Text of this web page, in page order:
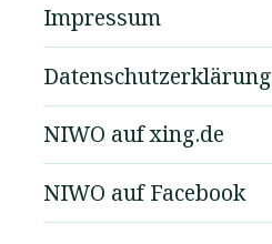
Impressum
Datenschutzerklärung
NIWO auf xing.de
NIWO auf Facebook